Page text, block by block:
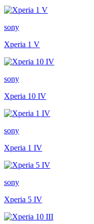
sony
Xperia 1 V
sony
Xperia 10 IV
sony
Xperia 1 IV
sony
Xperia 5 IV